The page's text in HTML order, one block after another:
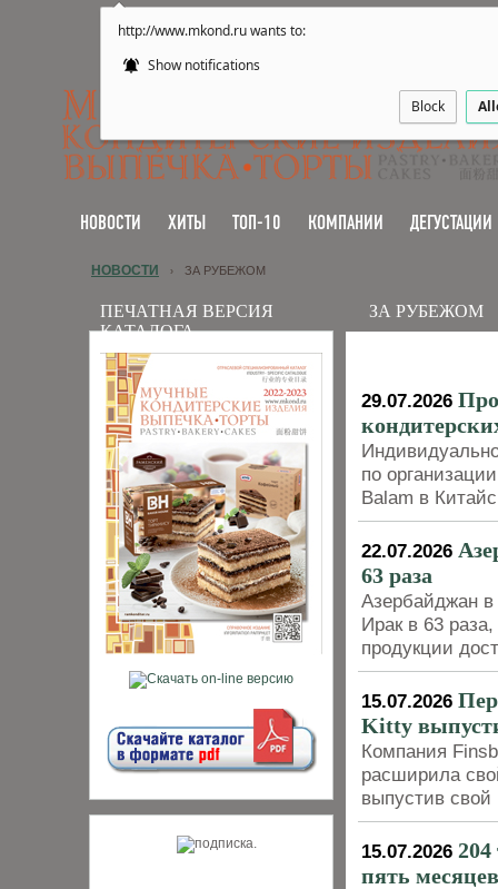
http://www.mkond.ru wants to:
Show notifications
Block
НОВОСТИ ХИТЫ ТОП-10 КОМПАНИИ ДЕГУСТАЦИИ
ПЕЧАТНАЯ ВЕРСИЯ
КАТАЛОГА
НОВОСТИ › ЗА РУБЕЖОМ
ЗА РУБЕЖОМ
29.07.2026
по
Balam в
22.07.2026
63 раза
Азербайджан в
Ирак в 63
продукции
15.07.2026
Kitty
Компания
расширила
выпустив
15.07.2026 204
пять